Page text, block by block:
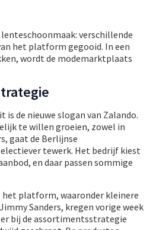
verschillende
het platform gegooid. In een
wordt de modemarktplaats
de nieuwe slogan van Zalando.
te willen groeien, zowel in
gaat de Berlijnse
tewerk. Het bedrijf kiest
en daar passen sommige
het platform, waaronder kleinere
Sanders, kregen vorige week
bij de assortimentsstrategie